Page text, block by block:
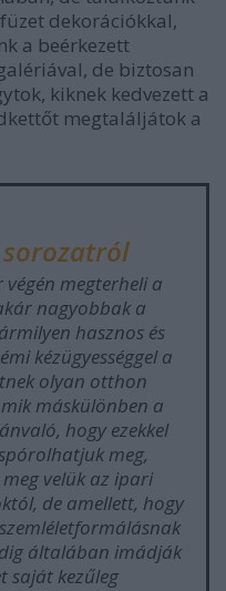
dekorációkkal,
a beérkezett
de biztosan
kiknek kedvezett a
megtaláljátok a
sorozatról
megterheli a
nagyobbak a
hasznos és
kézügyességgel a
olyan otthon
máskülönben a
hogy ezekkel
meg,
velük az ipari
de amellett, hogy
általában imádják
saját kezűleg